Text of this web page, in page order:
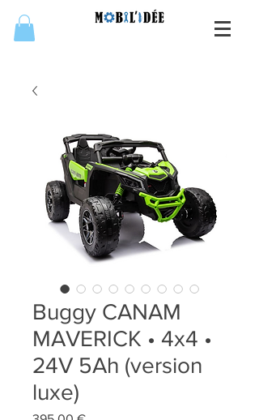
Buggy CANAM
MAVERICK • 4x4 •
24V 5Ah (version
luxe)